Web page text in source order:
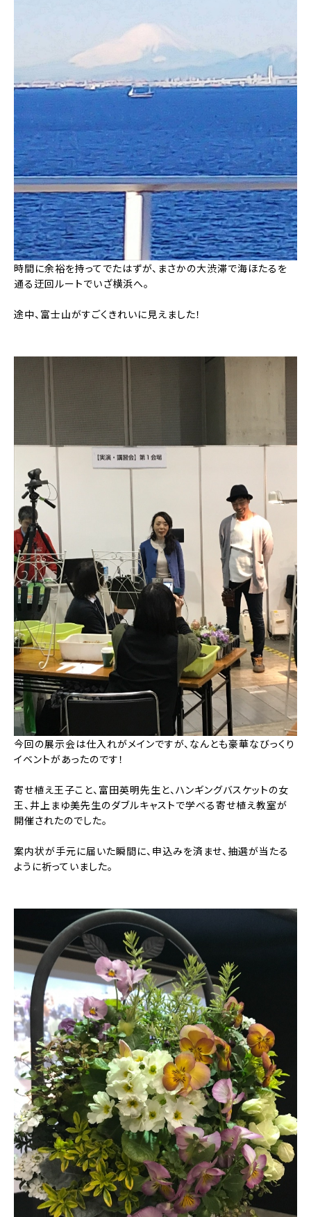
時間に余裕を持ってでたはずが、まさかの大渋滞で海ほたるを
通る迂回ルートでいざ横浜へ。
途中、富士山がすごくきれいに見えました！
今回の展示会は仕入れがメインですが、なんとも豪華なびっくり
イベントがあったのです！
寄せ植え王子こと、富田英明先生と、ハンギングバスケットの女
王、井上まゆ美先生のダブルキャストで学べる寄せ植え教室が
開催されたのでした。
案内状が手元に届いた瞬間に、申込みを済ませ、抽選が当たる
ように祈っていました。